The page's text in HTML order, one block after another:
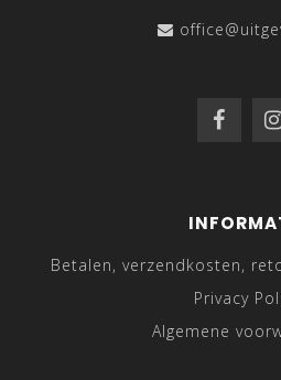
Betalen, verzendkosten,
Privacy
Algemene